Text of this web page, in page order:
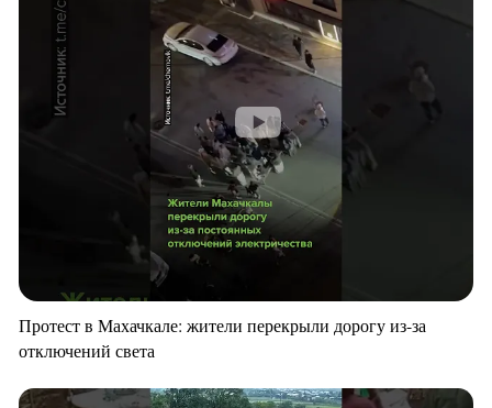
Протест в Махачкале: жители перекрыли дорогу из-за
отключений света